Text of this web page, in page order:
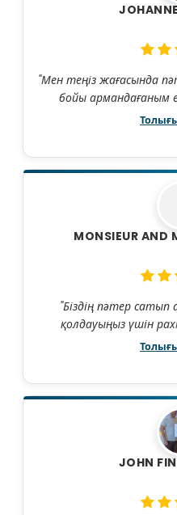
"Мен теңіз жағасында
бойы армандағаным
MONSIEUR AND
"Біздің пәтер
қолдауыңыз үшін
JOHN